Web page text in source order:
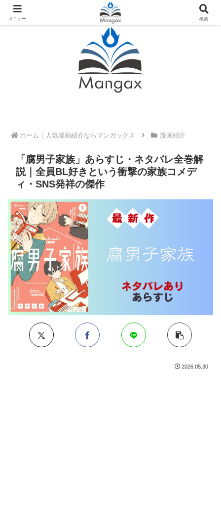
人気おすすめ漫画紹介ならMangax（マンガックス）
ホーム 漫画紹介
「腐男子家族」あらすじ・ネタバレ全巻解
説｜全員BL好きという衝撃の家族コメデ
ィ・SNS発祥の傑作
2026.05.30
メニュー 検索